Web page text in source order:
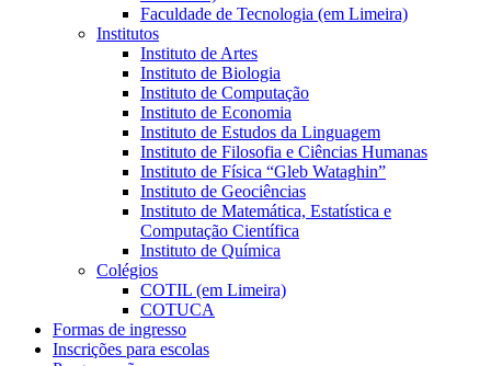
Faculdade de Tecnologia (em Limeira)
Institutos
Instituto de Artes
Instituto de Biologia
Instituto de Computação
Instituto de Economia
Instituto de Estudos da Linguagem
Instituto de Filosofia e Ciências Humanas
Instituto de Física “Gleb Wataghin”
Instituto de Geociências
Instituto de Matemática, Estatística e
Computação Científica
Instituto de Química
Colégios
COTIL (em Limeira)
COTUCA
Formas de ingresso
Inscrições para escolas